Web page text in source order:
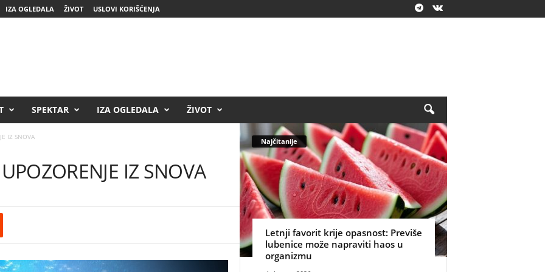
IZA OGLEDALA ŽIVOT USLOVI KORIŠĆENJA
SPEKTAR IZA OGLEDALA ŽIVOT
IZ SNOVA
IZ SNOVA
Najčitanije
Letnji favorit krije opasnost: Previše
lubenice može napraviti haos u
organizmu